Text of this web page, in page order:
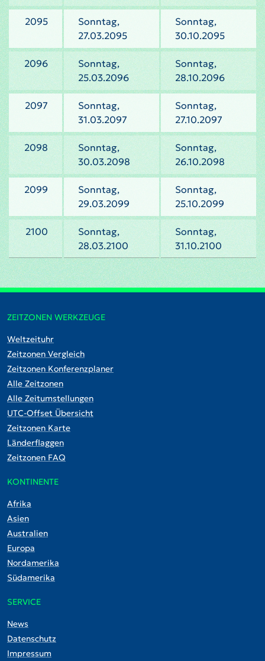
2095
Sonntag,
27.03.2095
Sonntag,
30.10.2095
2096
Sonntag,
25.03.2096
Sonntag,
28.10.2096
2097
Sonntag,
31.03.2097
Sonntag,
27.10.2097
2098
Sonntag,
30.03.2098
Sonntag,
26.10.2098
2099
Sonntag,
29.03.2099
Sonntag,
25.10.2099
2100
Sonntag,
28.03.2100
Sonntag,
31.10.2100
ZEITZONEN WERKZEUGE
Weltzeituhr
Zeitzonen Vergleich
Zeitzonen Konferenzplaner
Alle Zeitzonen
Alle Zeitumstellungen
UTC-Offset Übersicht
Zeitzonen Karte
Länderflaggen
Zeitzonen FAQ
KONTINENTE
Afrika
Asien
Australien
Europa
Nordamerika
Südamerika
SERVICE
News
Datenschutz
Impressum